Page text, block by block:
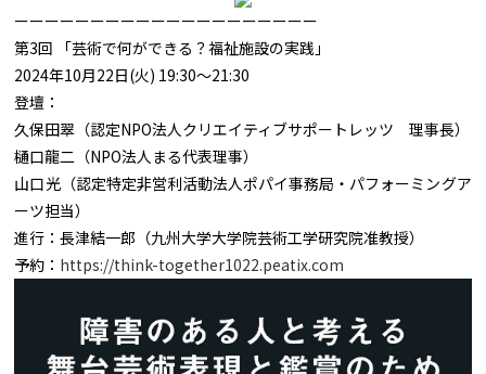
ーーーーーーーーーーーーーーーーーーーー
第3回 「芸術で何ができる？福祉施設の実践」
2024年10月22日(火) 19:30〜21:30
登壇：
久保田翠（認定NPO法人クリエイティブサポートレッツ 理事長）
樋口龍二（NPO法人まる代表理事）
山口光（認定特定非営利活動法人ポパイ事務局・パフォーミングア
ーツ担当）
進行：長津結一郎（九州大学大学院芸術工学研究院准教授）
予約： https://think-together1022.peatix.com